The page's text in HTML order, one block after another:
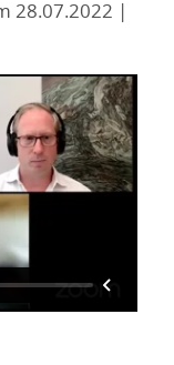
28.07.2022 |